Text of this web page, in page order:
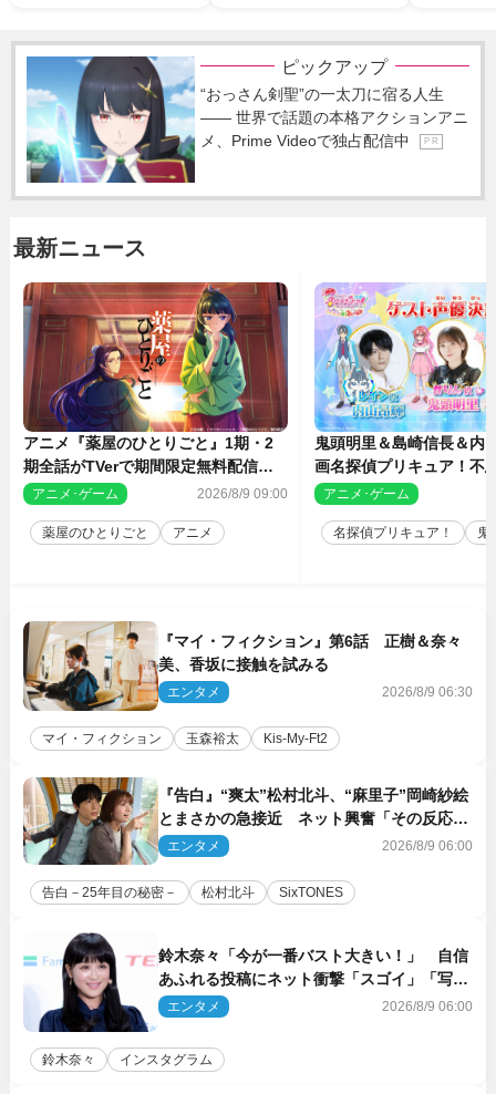
ピックアップ
“おっさん剣聖”の一太刀に宿る人生
―― 世界で話題の本格アクションアニ
メ、Prime Videoで独占配信中
P R
最新ニュース
アニメ『薬屋のひとりごと』1期・2
期全話がTVerで期間限定無料配信決
定アニメ･ゲーム 2026/8/9 09:00
薬屋のひとりごと アニメ
鬼頭明里＆島崎信長＆内
画名探偵プリキュア！不
人の秘密』ゲスト声優に
アニメ･ゲーム
名探偵プリキュア！ 鬼
『マイ・フィクション』第6話 正樹＆奈々
美、香坂に接触を試みる
エンタメ 2026/8/9 06:30
マイ・フィクション 玉森裕太 Kis‐My‐Ft2
『告白』“爽太”松村北斗、“麻里子”岡崎紗絵
とまさかの急接近 ネット興奮「その反応
は」「いいの!?」（ネタバレあり）
エンタメ 2026/8/9 06:00
告白－25年目の秘密－ 松村北斗 SixTONES
鈴木奈々「今が一番バスト大きい！」 自信
あふれる投稿にネット衝撃「スゴイ」「写真
集を出して欲しい」
エンタメ 2026/8/9 06:00
鈴木奈々 インスタグラム